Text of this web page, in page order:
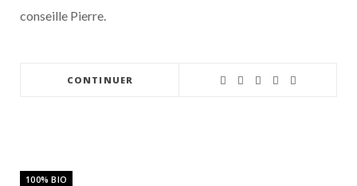
conseille Pierre.
CONTINUER
100% BIO